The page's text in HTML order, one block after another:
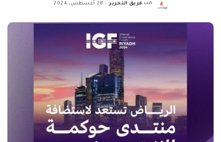
Posted
كتب فريق التحرير 28 أغسطس، 2024